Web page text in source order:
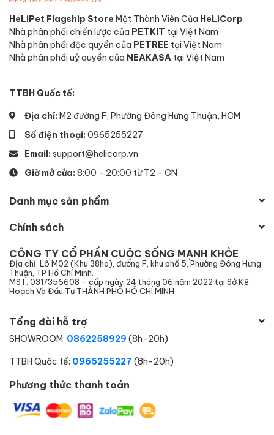
HeLiPet Flagship StoreMột Thành Viên Của HeLiCorp
Nhà phân phối chiến lược của PETKIT tại Việt Nam
Nhà phân phối độc quyền của PETREE tại Việt Nam
Nhà phân phối uỷ quyền của NEAKASA tại Việt Nam
TTBH Quốc tế:
Địa chỉ: M2 đường F, Phường Đông Hưng Thuận, HCM
Số điện thoại: 0965255227
Email: support@helicorp.vn
Giờ mở cửa: 8:00 - 20:00 từ T2 - CN
Danh mục sản phẩm
Chính sách
CÔNG TY CỔ PHẦN CUỘC SỐNG MẠNH KHỎE
Địa chỉ: Lô M02 (Khu 38ha), đường F, khu phố 5, Phường Đông Hưng
Thuận, TP Hồ Chí Minh.
MST: 0317356608 - cấp ngày 24 tháng 06 năm 2022 tại Sở Kế
Hoạch Và Đầu Tư THÀNH PHỐ HỒ CHÍ MINH
Tổng đài hỗ trợ
SHOWROOM: 0862258929 (8h-20h)
TTBH Quốc tế: 0965255227 (8h-20h)
Phương thức thanh toán